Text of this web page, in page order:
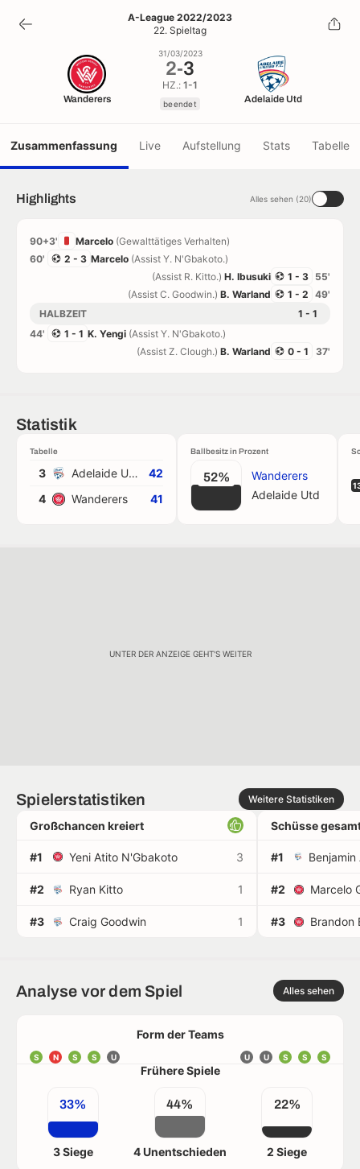
2-3
beendet
A-League 2022/2023
22. Spieltag
Wanderers
31/03/2023
2-3
HZ.: 1-1
beendet Adelaide Utd
Zusammenfassung Live Aufstellung Stats Tabelle
Highlights Alles sehen (20)
90+3' Marcelo (Gewalttätiges Verhalten)
60'
2 - 3 Marcelo (Assist Y. N'Gbakoto.)
55'
1 - 3
(Assist R. Kitto.) H. Ibusuki
49'
1 - 2
(Assist C. Goodwin.) B. Warland
HALBZEIT
1 - 1
44'
1 - 1 K. Yengi (Assist Y. N'Gbakoto.)
37'
0 - 1
(Assist Z. Clough.) B. Warland
Statistik
Tabelle
3 Adelaide Utd
42
4
Wanderers 41
Ballbesitz in Prozent
52%
Wanderers
Adelaide Utd
UNTER DER ANZEIGE GEHT'S WEITER
Spielerstatistiken Weitere Statistiken
Großchancen kreiert
#1 Yeni Atito N'Gbakoto 3
#2 Ryan Kitto 1
#3 Craig Goodwin 1
Schüsse
#1
#2 Marcelo
#3 Brandon
Analyse vor dem Spiel Alles sehen
Form der Teams
S N S S U S
S
S
U
U
Frühere Spiele
33%
3 Siege
44%
4 Unentschieden
22%
2 Siege